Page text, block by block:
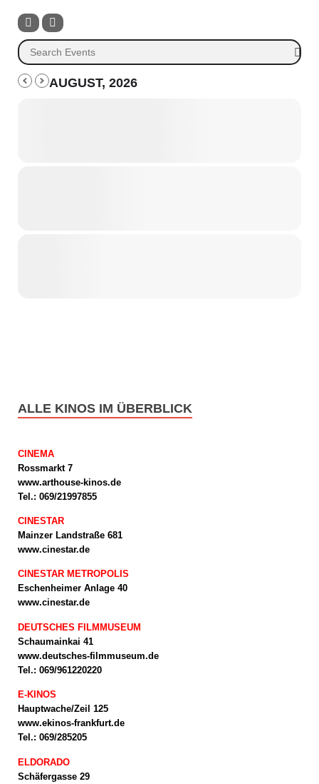
AUGUST, 2026
ALLE KINOS IM ÜBERBLICK
CINEMA
Rossmarkt 7
www.arthouse-kinos.de
Tel.: 069/21997855
CINESTAR
Mainzer Landstraße 681
www.cinestar.de
CINESTAR METROPOLIS
Eschenheimer Anlage 40
www.cinestar.de
DEUTSCHES FILMMUSEUM
Schaumainkai 41
www.deutsches-filmmuseum.de
Tel.: 069/961220220
E-KINOS
Hauptwache/Zeil 125
www.ekinos-frankfurt.de
Tel.: 069/285205
ELDORADO
Schäfergasse 29